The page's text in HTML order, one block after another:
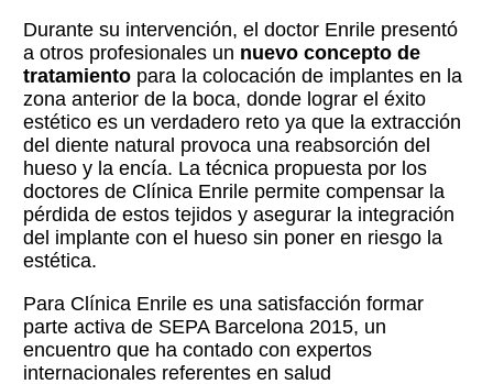
Durante su intervención, el doctor Enrile presentó
a otros profesionales un nuevo concepto de
tratamientopara la colocación de implantes en la
zona anterior de la boca, donde lograr el éxito
estético es un verdadero reto ya que la extracción
del diente natural provoca una reabsorción del
hueso y la encía. La técnica propuesta por los
doctores de Clínica Enrile permite compensar la
pérdida de estos tejidos y asegurar la integración
del implante con el hueso sin poner en riesgo la
estética.
Para Clínica Enrile es una satisfacción formar
parte activa de SEPA Barcelona 2015, un
encuentro que ha contado con expertos
internacionales referentes en salud